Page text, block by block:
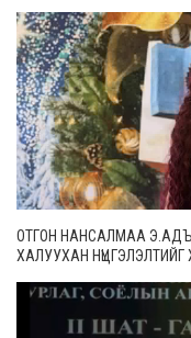
ОТГОН НАНСАЛМАА
ХАЛУУХАН НҮЦГЭЛЭЛТИЙГ